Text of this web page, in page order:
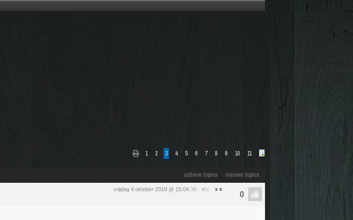
1 2 3 4 5 6 7 8 9 10 11
actieve topics nieuwe topics
vrijdag 4 oktober 2019 @ 15:04:38 #51